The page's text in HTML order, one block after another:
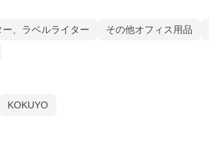
、ラベルライター その他オフィス用品
KOKUYO